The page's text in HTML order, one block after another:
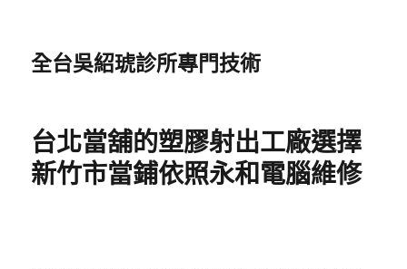
全台吳紹琥診所專門技術
台北當舖的塑膠射出工廠選擇
新竹市當鋪依照永和電腦維修